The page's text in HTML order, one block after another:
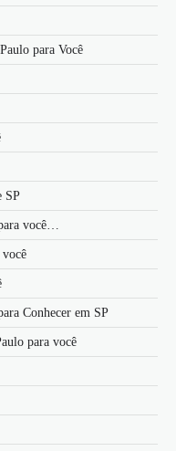
para Você
SP
você…
Conhecer em SP
para você